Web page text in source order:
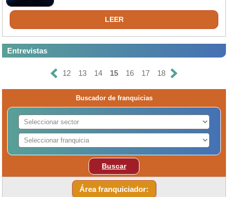
LEER
Entrevistas
12 13 14 15 16 17 18
Buscador de franquicias
Buscar
Área franquiciador: